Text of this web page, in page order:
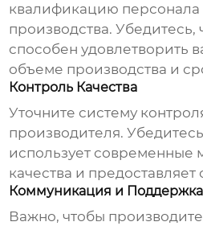
квалификацию
производства. Убедитесь,
способен удовлетворить
объеме производства и
Контроль Качества
Уточните систему
производителя.
использует современные
качества и предоставляет
Коммуникация и Поддержка
Важно, чтобы